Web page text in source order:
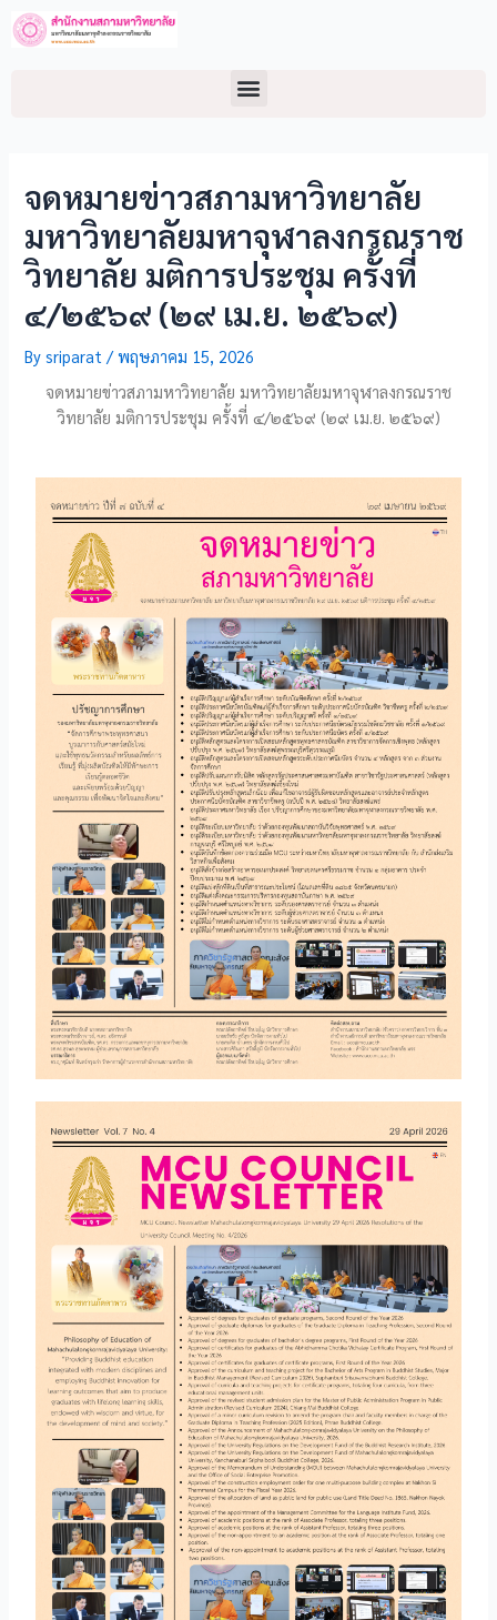
จดหมายข่าวสภามหาวิทยาลัย
มหาวิทยาลัยมหาจุฬาลงกรณราช
วิทยาลัย มติการประชุม ครั้งที่
๔/๒๕๖๙ (๒๙ เม.ย. ๒๕๖๙)
Bysriparat /พฤษภาคม 15, 2026
จดหมายข่าวสภามหาวิทยาลัย มหาวิทยาลัยมหาจุฬาลงกรณราช
วิทยาลัย มติการประชุม ครั้งที่ ๔/๒๕๖๙ (๒๙ เม.ย. ๒๕๖๙)